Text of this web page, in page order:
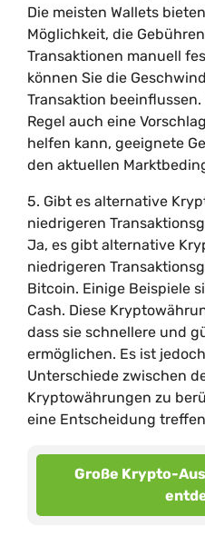
Die meisten Wallets
Möglichkeit, die
Transaktionen manuell
können Sie die
Transaktion
Regel auch eine
helfen kann, geeignete
den aktuellen
5. Gibt es alternative
niedrigeren
Ja, es gibt alternative
niedrigeren
Bitcoin. Einige Beispiele
Cash. Diese
dass sie schnellere und
ermöglichen. Es ist
Unterschiede zwischen
Kryptowährungen zu
eine Entscheidung
Große Krypto-